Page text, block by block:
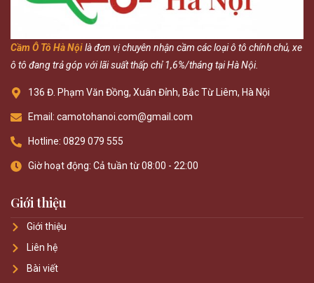
Cầm Ô Tô Hà Nộilà đơn vị chuyên nhận cầm các loại ô tô chính chủ, xe
ô tô đang trả góp với lãi suất thấp chỉ 1,6%/tháng tại Hà Nội.
136 Đ. Phạm Văn Đồng, Xuân Đỉnh, Bắc Từ Liêm, Hà Nội
Email: camotohanoi.com@gmail.com
Hotline: 0829 079 555
Giờ hoạt động: Cả tuần từ 08:00 - 22:00
Giới thiệu
Giới thiệu
Liên hệ
Bài viết